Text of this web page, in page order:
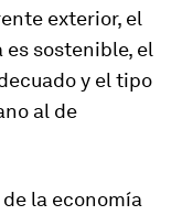
exterior, el
es sostenible, el
y el tipo
al de
la economía